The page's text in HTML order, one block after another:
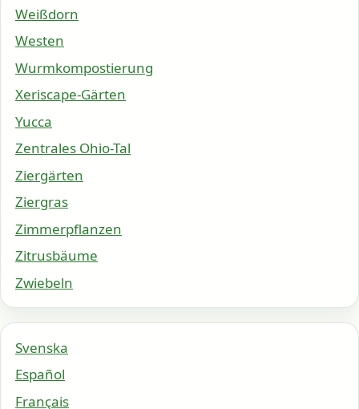
Weißdorn
Westen
Wurmkompostierung
Xeriscape-Gärten
Yucca
Zentrales Ohio-Tal
Ziergärten
Ziergras
Zimmerpflanzen
Zitrusbäume
Zwiebeln
Svenska
Español
Français